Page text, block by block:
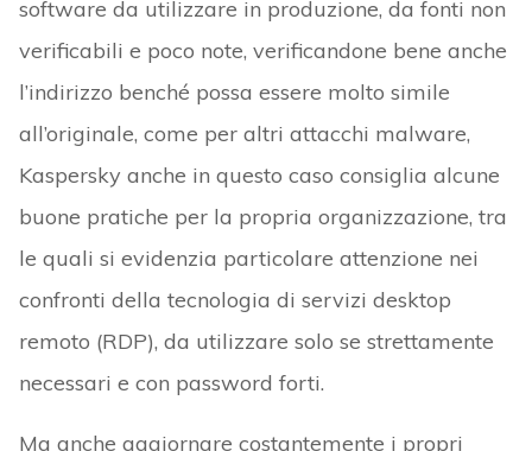
software da utilizzare in produzione, da fonti non
verificabili e poco note, verificandone bene anche
l’indirizzo benché possa essere molto simile
all’originale, come per altri attacchi malware,
Kaspersky anche in questo caso consiglia alcune
buone pratiche per la propria organizzazione, tra
le quali si evidenzia particolare attenzione nei
confronti della tecnologia di servizi desktop
remoto (RDP), da utilizzare solo se strettamente
necessari e con password forti.
Ma anche aggiornare costantemente i propri